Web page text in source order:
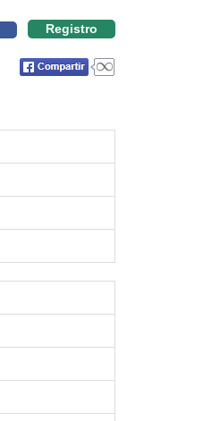
Registro